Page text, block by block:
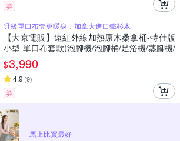
券
升級單口布套更暖身，加拿大進口鐵杉木
【大京電販】遠紅外線加熱原木桑拿桶-特仕版
小型-單口布套款(泡腳機/泡腳桶/足浴機/蒸腳機/
烘腳機/暖腳機)
$3,990
4.9 (9)
券
馬上比買最好